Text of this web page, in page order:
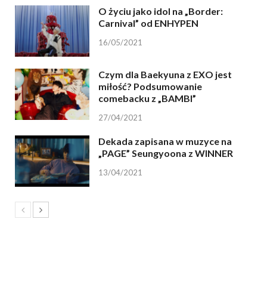
O życiu jako idol na „Border:
Carnival” od ENHYPEN
16/05/2021
Czym dla Baekyuna z EXO jest
miłość? Podsumowanie
comebacku z „BAMBI”
27/04/2021
Dekada zapisana w muzyce na
„PAGE” Seungyoona z WINNER
13/04/2021